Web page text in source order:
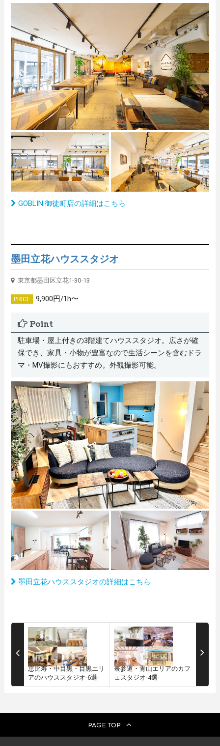
GOBLIN.御徒町店の詳細はこちら
墨田立花ハウススタジオ
東京都墨田区立花1-30-13
PRICE 9,900円/1h〜
Point
駐車場・屋上付きの3階建てハウススタジオ。広さが確
保でき、家具・小物が豊富なので生活シーンを含むドラ
マ・MV撮影にもおすすめ。外観撮影可能。
墨田立花ハウススタジオの詳細はこちら
恵比寿・中目黒・目黒エリ
アのハウススタジオ-6選-
表参道・青山エリアのカフ
ェスタジオ-4選-
PAGE TOP